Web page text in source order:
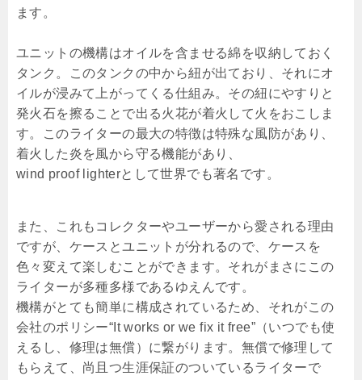
ます。
ユニットの機構はオイルを含ませる綿を収納しておく
タンク。このタンクの中から紐が出ており、それにオ
イルが浸みて上がってくる仕組み。その紐にやすりと
発火石を擦ることで出る火花が着火して火をおこしま
す。このライターの最大の特徴は特殊な風防があり、
着火した炎を風から守る機能があり、
wind proof lighterとして世界でも著名です。
また、これもコレクターやユーザーから愛される理由
ですが、ケースとユニットが分れるので、ケースを
色々変えて楽しむことができます。それがまさにこの
ライターが多種多様であるゆえんです。
機構がとても簡単に構成されているため、それがこの
会社のポリシー“It works or we fix it free”（いつでも使
えるし、修理は無償）に繋がります。無償で修理して
もらえて、尚且つ生涯保証のついているライターで